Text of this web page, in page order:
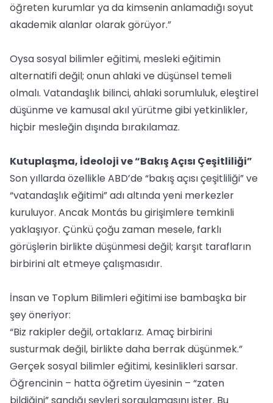
öğreten kurumlar ya da kimsenin anlamadığı soyut
akademik alanlar olarak görüyor.”
Oysa sosyal bilimler eğitimi, mesleki eğitimin
alternatifi değil; onun ahlaki ve düşünsel temeli
olmalı. Vatandaşlık bilinci, ahlaki sorumluluk, eleştirel
düşünme ve kamusal akıl yürütme gibi yetkinlikler,
hiçbir mesleğin dışında bırakılamaz.
Kutuplaşma, İdeoloji ve “Bakış Açısı Çeşitliliği”
Son yıllarda özellikle ABD’de “bakış açısı çeşitliliği” ve
“vatandaşlık eğitimi” adı altında yeni merkezler
kuruluyor. Ancak Montás bu girişimlere temkinli
yaklaşıyor. Çünkü çoğu zaman mesele, farklı
görüşlerin birlikte düşünmesi değil; karşıt tarafların
birbirini alt etmeye çalışmasıdır.
İnsan ve Toplum Bilimleri eğitimi ise bambaşka bir
şey öneriyor:
“Biz rakipler değil, ortaklarız. Amaç birbirini
susturmak değil, birlikte daha berrak düşünmek.”
Gerçek sosyal bilimler eğitimi, kesinlikleri sarsar.
Öğrencinin – hatta öğretim üyesinin – “zaten